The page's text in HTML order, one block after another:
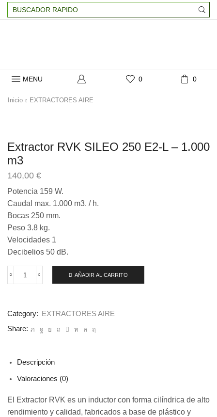
MENU 0 0
Inicio EXTRACTORES AIRE
Extractor RVK SILEO 250 E2-L – 1.000
m3
140,00 €
Potencia 159 W.
Caudal max. 1.000 m3. / h.
Bocas 250 mm.
Peso 3.8 kg.
Velocidades 1
Decibelios 50 dB.
Extractor
E2-
-
AÑADIR AL CARRITO
Category:
EXTRACTORES AIRE
Share:
Descripción
Valoraciones (0)
El Extractor RVK es un inductor con forma cilíndrica de alto
rendimiento y calidad, fabricados a base de plástico y